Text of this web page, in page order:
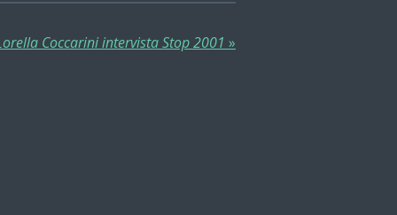
Coccarini intervista Stop 2001 »